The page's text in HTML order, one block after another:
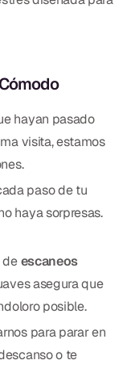
hayan pasado
visita, estamos
paso de tu
haya sorpresas.
deescaneos
asegura que
posible.
para parar en
o te